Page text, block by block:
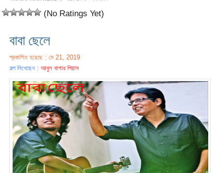
(No Ratings Yet)
বাবা ছেলে
প্রকাশিত হয়েছে : মে 21, 2019
গল্প লিখেছেন :আবুল বাশার পিয়াস